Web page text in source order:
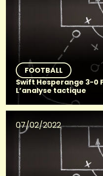
FOOTBALL
Swift Hesperange 3-0
L’analyse tactique
07/02/2022